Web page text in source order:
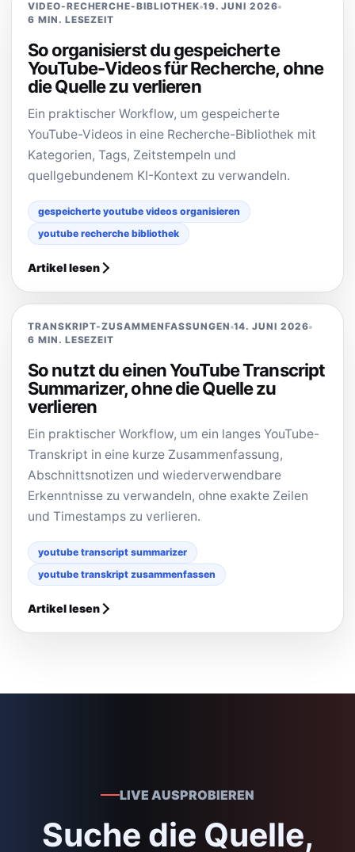
VIDEO-RECHERCHE-BIBLIOTHEK 19. JUNI 2026
6 MIN. LESEZEIT
So organisierst du gespeicherte
YouTube-Videos für Recherche, ohne
die Quelle zu verlieren
Ein praktischer Workflow, um gespeicherte
YouTube-Videos in eine Recherche-Bibliothek mit
Kategorien, Tags, Zeitstempeln und
quellgebundenem KI-Kontext zu verwandeln.
gespeicherte youtube videos organisieren
youtube recherche bibliothek
Artikel lesen
TRANSKRIPT-ZUSAMMENFASSUNGEN 14. JUNI 2026
6 MIN. LESEZEIT
So nutzt du einen YouTube Transcript
Summarizer, ohne die Quelle zu
verlieren
Ein praktischer Workflow, um ein langes YouTube-
Transkript in eine kurze Zusammenfassung,
Abschnittsnotizen und wiederverwendbare
Erkenntnisse zu verwandeln, ohne exakte Zeilen
und Timestamps zu verlieren.
youtube transcript summarizer
youtube transkript zusammenfassen
Artikel lesen
LIVE AUSPROBIEREN
Suche die Quelle,